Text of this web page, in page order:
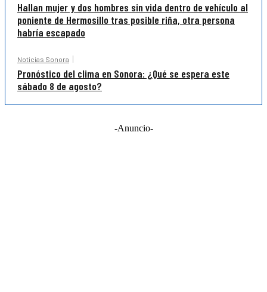
Hallan mujer y dos hombres sin vida dentro de vehículo al
poniente de Hermosillo tras posible riña, otra persona
habría escapado
Noticias Sonora
Pronóstico del clima en Sonora: ¿Qué se espera este
sábado 8 de agosto?
-Anuncio-